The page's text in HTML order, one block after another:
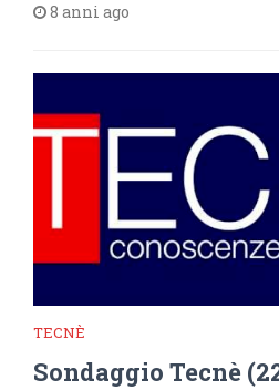
8 anni ago
TECNÈ
Sondaggio Tecnè